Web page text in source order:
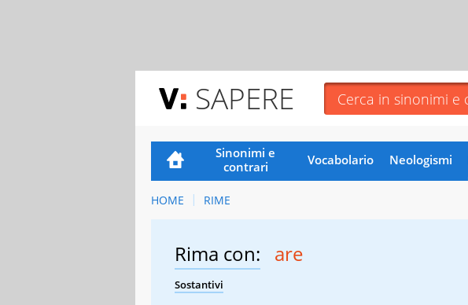
SAPERE
Sinonimi e
contrari
Vocabolario Neologismi
HOME RIME
Rima con: are
Sostantivi